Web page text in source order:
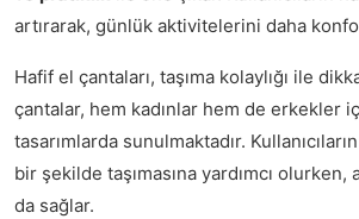
artırarak, günlük aktivitelerini daha
Hafif el çantaları, taşıma kolaylığı ile
çantalar, hem kadınlar hem de erkekler
tasarımlarda sunulmaktadır.
bir şekilde taşımasına yardımcı olurken,
da sağlar.